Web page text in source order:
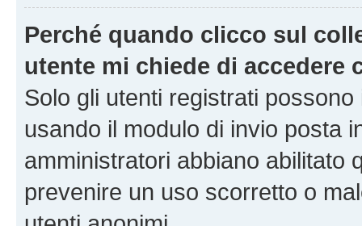
Perché quando clicco sul
utente mi chiede di accedere
Solo gli utenti registrati
usando il modulo di invio posta
amministratori abbiano abilitato
prevenire un uso scorretto o